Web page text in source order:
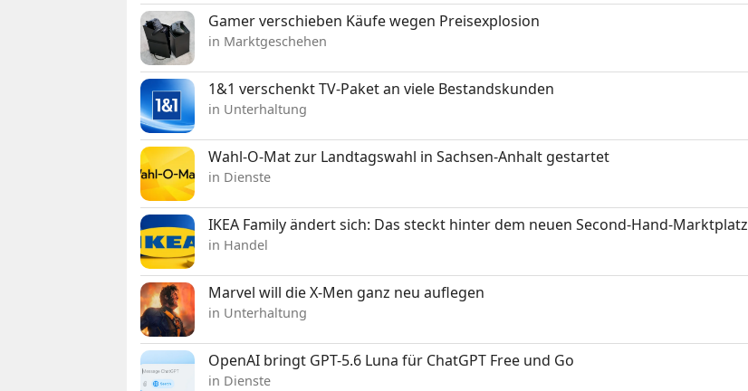
Gamer verschieben Käufe wegen Preisexplosion
in Marktgeschehen
1&1 verschenkt TV-Paket an viele Bestandskunden
in Unterhaltung
Wahl-O-Mat zur Landtagswahl in Sachsen-Anhalt gestartet
in Dienste
IKEA Family ändert sich: Das steckt hinter dem neuen Second-Hand-Marktplatz
in Handel
Marvel will die X-Men ganz neu auflegen
in Unterhaltung
OpenAI bringt GPT-5.6 Luna für ChatGPT Free und Go
in Dienste